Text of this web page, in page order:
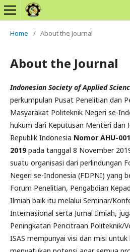
Home / About the Journal
About the Journal
Indonesian Society of Applied
perkumpulan Pusat Penelitian dan
Masyarakat Politeknik Negeri se-
hukum dari Keputusan Menteri dan
Republik Indonesia Nomor AHU-
2019pada tanggal 8 November
suatu organisasi dari perlindungan
Negeri se-Indonesia (FDPNI) yang
Forum Penelitian, Pengabdian
Ilmiah baik itu melalui Seminar/
Internasional serta Jurnal Ilmiah,
Peningkatan Pencitraan Politeknik/
ISAS mempunyai visi dan misi untuk